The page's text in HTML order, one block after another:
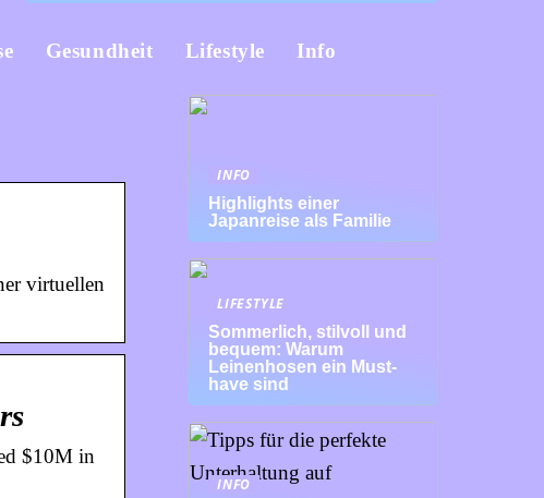
Gesundheit Lifestyle Info
virtuellen
$10M in
INFO
Highlights einer
Japanreise als Familie
LIFESTYLE
Sommerlich, stilvoll und
bequem: Warum
Leinenhosen ein Must-
have sind
INFO